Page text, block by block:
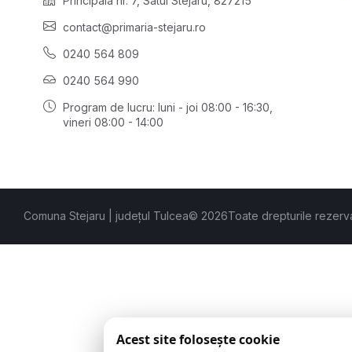
contact@primaria-stejaru.ro
0240 564 809
0240 564 990
Program de lucru: luni - joi 08:00 - 16:30,
vineri 08:00 - 14:00
Comuna Stejaru | județul Tulcea© 2026Toate drepturile
Acest site folosește cookie